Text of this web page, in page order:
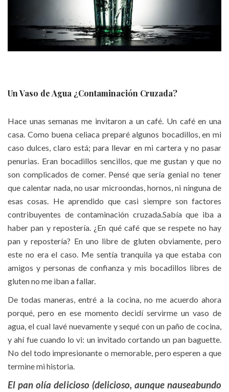
Un Vaso de Agua ¿Contaminación Cruzada?
Hace unas semanas me invitaron a un café. Un café en una
casa. Como buena celiaca preparé algunos bocadillos, en mi
caso dulces, claro está; para llevar en mi cartera y no pasar
penurias. Eran bocadillos sencillos, que me gustan y que no
son complicados de comer. Pensé que sería genial no tener
que calentar nada, no usar microondas, hornos, ni ninguna de
esas cosas. He aprendido que casi siempre son factores
contribuyentes de contaminación cruzada.Sabía que iba a
haber pan y repostería. ¿En qué café que se respete no hay
pan y repostería? En uno libre de gluten obviamente, pero
este no era el caso. Me sentía tranquila ya que estaba con
amigos y personas de confianza y mis bocadillos libres de
gluten no me iban a fallar.
De todas maneras, entré a la cocina, no me acuerdo ahora
porqué, pero en ese momento decidí servirme un vaso de
agua, el cual lavé nuevamente y sequé con un paño de cocina,
y ahí fue cuando lo vi: un invitado cortando un pan baguette.
No del todo impresionante o memorable, pero esperen a que
termine mi historia.
El pan olía delicioso (delicioso, aunque nauseabundo